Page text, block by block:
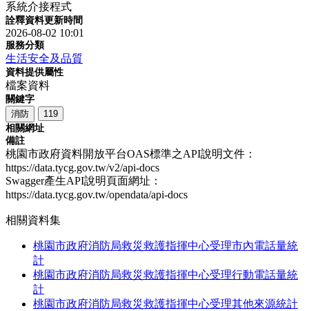
系統介接程式
詮釋資料更新時間
2026-08-02 10:01
服務分類
生活安全及品質
資料提供屬性
檔案資料
關鍵字
消防
119
相關網址
備註
桃園市政府資料開放平台OAS標準之API說明文件：
https://data.tycg.gov.tw/v2/api-docs
Swagger產生API說明頁面網址：
https://data.tycg.gov.tw/opendata/api-docs
相關資料集
桃園市政府消防局救災救護指揮中心受理市內電話量統
計
桃園市政府消防局救災救護指揮中心受理行動電話量統
計
桃園市政府消防局救災救護指揮中心受理其他來源統計